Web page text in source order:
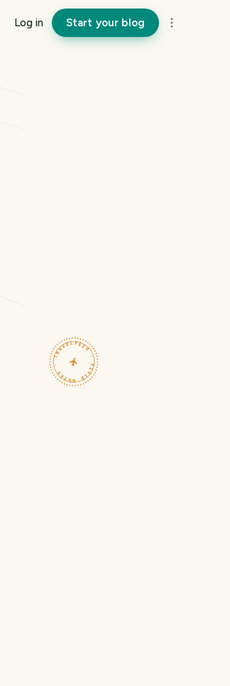
Log in Start your blog
TRAVELFEED · FIELD NOTES ·